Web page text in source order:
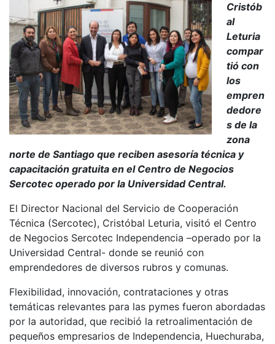
Cristób
al
Leturia
compar
tió con
los
empren
dedore
s de la
zona
norte de Santiago que reciben asesoría técnica y
capacitación gratuita en el Centro de Negocios
Sercotec operado por la Universidad Central.
El Director Nacional del Servicio de Cooperación
Técnica (Sercotec), Cristóbal Leturia, visitó el Centro
de Negocios Sercotec Independencia –operado por la
Universidad Central- donde se reunió con
emprendedores de diversos rubros y comunas.
Flexibilidad, innovación, contrataciones y otras
temáticas relevantes para las pymes fueron abordadas
por la autoridad, que recibió la retroalimentación de
pequeños empresarios de Independencia, Huechuraba,